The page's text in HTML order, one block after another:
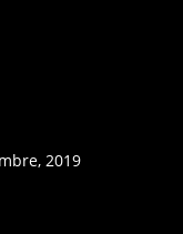
2019